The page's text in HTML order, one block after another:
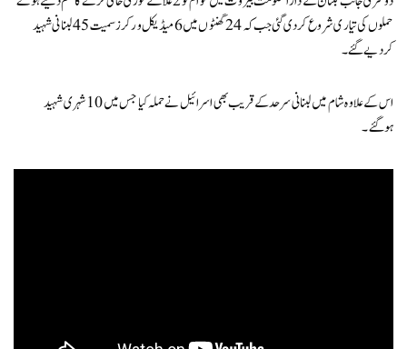
حملوں کی تیاری شروع کردی گئی جب کہ 24 گھنٹوں میں 6 میڈیکل ورکرز سمیت 45 لبنانی شہید
کردیے گئے۔
اس کے علاوہ شام میں لبنانی سرحد کے قریب بھی اسرائیل نے حملہ کیا جس میں 10 شہری شہید
ہوگئے۔